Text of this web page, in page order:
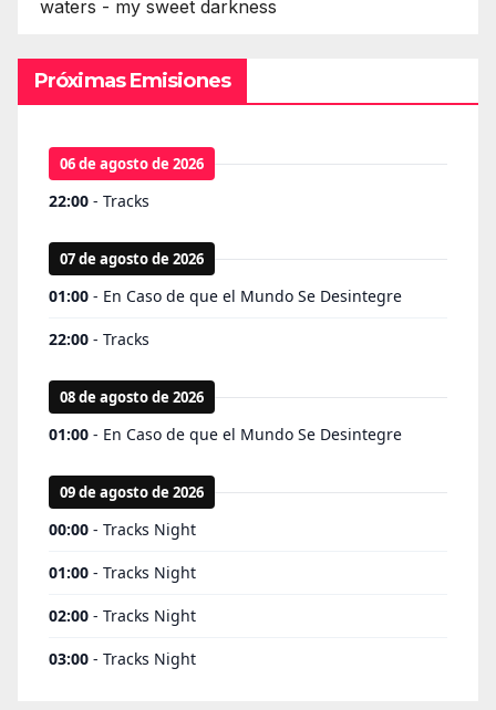
waters - my sweet darkness
Próximas Emisiones